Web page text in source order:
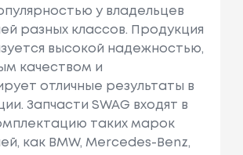
у владельцев
разных классов. Продукция
высокой надежностью,
качеством и
отличные результаты в
Запчасти SWAG входят в
таких марок
как BMW, Mercedes-Benz,